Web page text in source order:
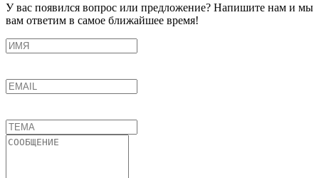
У вас появился вопрос или предложение? Напишите нам и мы
вам ответим в самое ближайшее время!